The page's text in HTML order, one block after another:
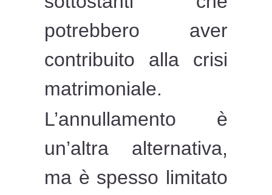
potrebbero aver
contribuito alla crisi
matrimoniale.
L’annullamento è
un’altra alternativa,
ma è spesso limitato